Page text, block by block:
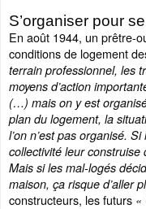
S’organiser pour
En août 1944, un prêtre-
conditions de logement
terrain professionnel, les
moyens d’action
(…) mais on y est
plan du logement, la
l’on n’est pas organisé.
collectivité leur
Mais si les mal-logés
maison, ça risque d’aller
constructeurs, les futurs «